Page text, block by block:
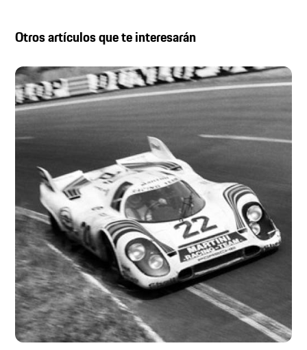
Otros artículos que te interesarán